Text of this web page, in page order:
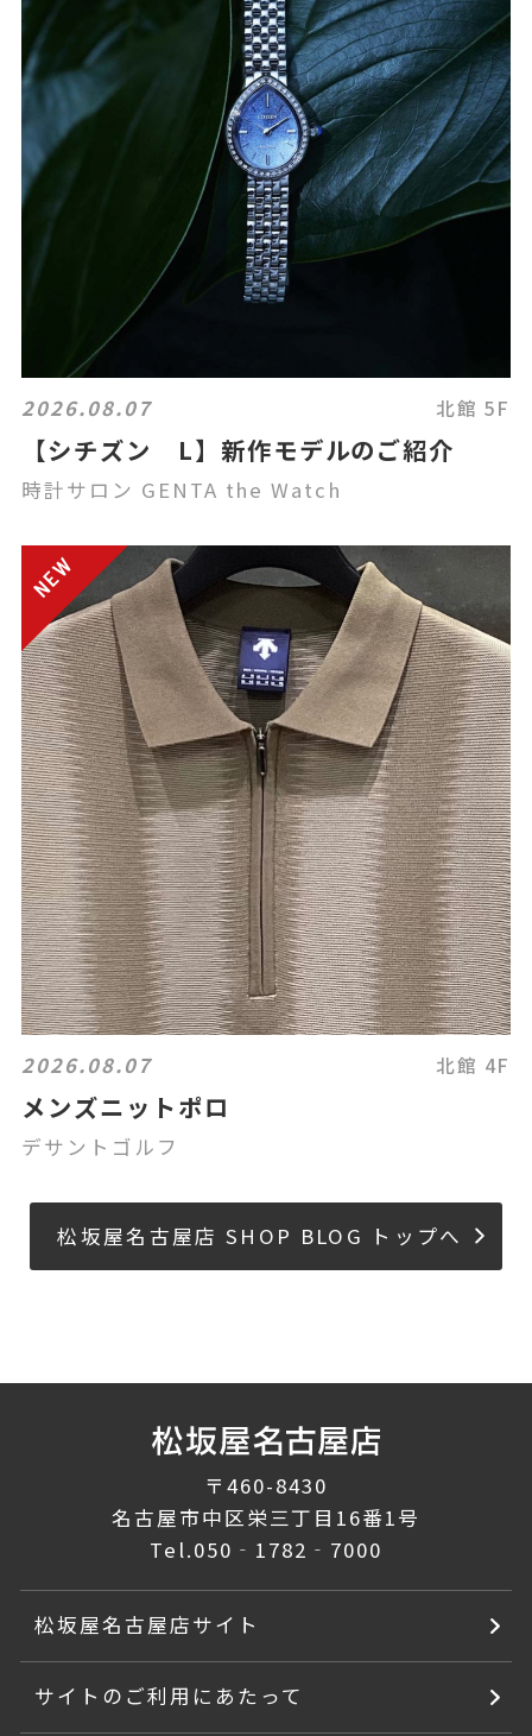
2026.08.07 北館 5F
【シチズン L】新作モデルのご紹介
時計サロン GENTA the Watch
2026.08.07 北館 4F
メンズニットポロ
デサントゴルフ
松坂屋名古屋店 SHOP BLOG トップへ
〒460-8430
名古屋市中区栄三丁目16番1号
Tel.050‐1782‐7000
松坂屋名古屋店サイト
サイトのご利用にあたって